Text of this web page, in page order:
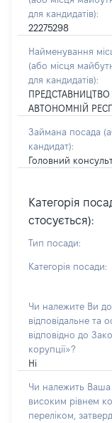
для кандидатів):
22275298
Найменування
(або місця
для кандидатів):
ПРЕДСТАВНИЦТВО
АВТОНОМНІЙ
Займана посада
кандидат):
Головний
Категорія
стосується):
Тип посади:
Категорія посади:
Чи належите Ви
відповідальне та
відповідно до
корупції»?
Ні
Чи належить Ваша
високим рівнем
переліком,